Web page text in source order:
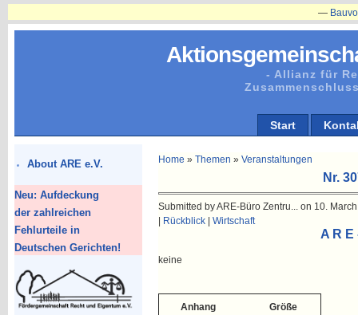
- Allianz für
Start
About ARE e.V.
Neu: Aufdeckung
der zahlreichen
Fehlurteile in
Deutschen Gerichten!
Home » Themen » Veranstaltungen
Nr.
Submitted by ARE-Büro Zentru... on 10.
Rückblick| Wirtschaft
A R
keine
Anhang
Größe